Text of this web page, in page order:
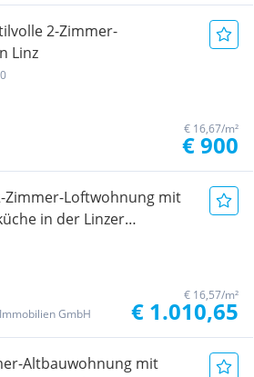
2-Zimmer-
Linz
€ 16,67/m²
€ 900
Loftwohnung mit
in der Linzer
GmbH
€ 16,57/m²
€ 1.010,65
Altbauwohnung mit